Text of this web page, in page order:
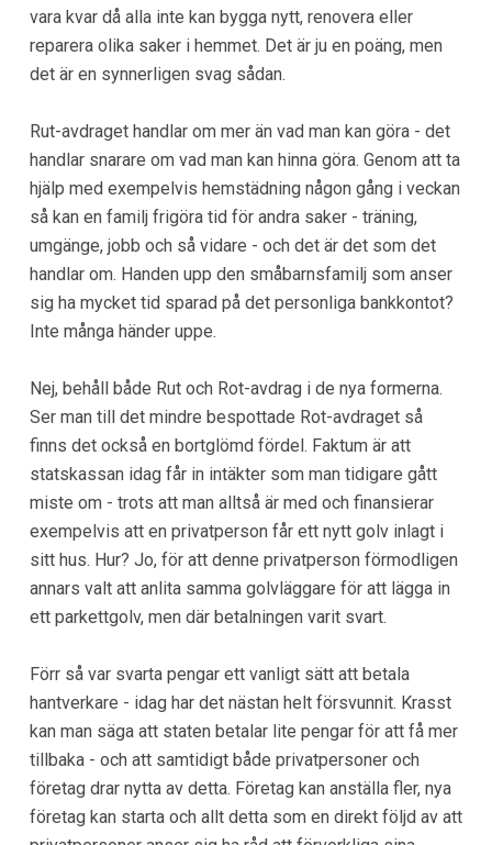
vara kvar då alla inte kan bygga nytt, renovera eller
reparera olika saker i hemmet. Det är ju en poäng, men
det är en synnerligen svag sådan.
Rut-avdraget handlar om mer än vad man kan göra - det
handlar snarare om vad man kan hinna göra. Genom att ta
hjälp med exempelvis hemstädning någon gång i veckan
så kan en familj frigöra tid för andra saker - träning,
umgänge, jobb och så vidare - och det är det som det
handlar om. Handen upp den småbarnsfamilj som anser
sig ha mycket tid sparad på det personliga bankkontot?
Inte många händer uppe.
Nej, behåll både Rut och Rot-avdrag i de nya formerna.
Ser man till det mindre bespottade Rot-avdraget så
finns det också en bortglömd fördel. Faktum är att
statskassan idag får in intäkter som man tidigare gått
miste om - trots att man alltså är med och finansierar
exempelvis att en privatperson får ett nytt golv inlagt i
sitt hus. Hur? Jo, för att denne privatperson förmodligen
annars valt att anlita samma golvläggare för att lägga in
ett parkettgolv, men där betalningen varit svart.
Förr så var svarta pengar ett vanligt sätt att betala
hantverkare - idag har det nästan helt försvunnit. Krasst
kan man säga att staten betalar lite pengar för att få mer
tillbaka - och att samtidigt både privatpersoner och
företag drar nytta av detta. Företag kan anställa fler, nya
företag kan starta och allt detta som en direkt följd av att